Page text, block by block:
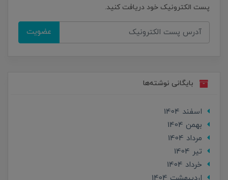
پست الکترونیک خود دریافت کنید.
عضویت
بایگانی نوشته‌ها
اسفند 1404
بهمن 1404
مرداد 1404
تير 1404
خرداد 1404